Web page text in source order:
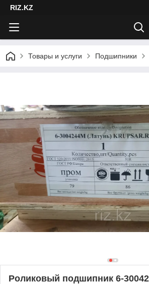
RIZ.KZ
Товары и услуги Подшипники
Роликовый подшипник 6-